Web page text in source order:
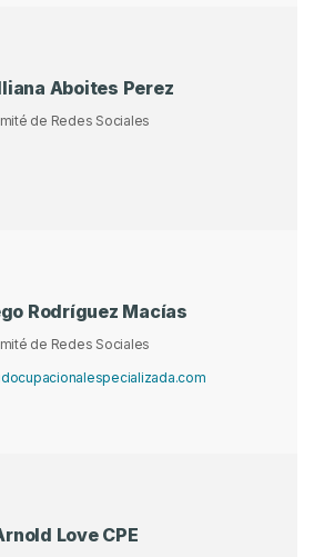
Aboites Perez
de Redes Sociales
Rodríguez Macías
de Redes Sociales
Love CPE